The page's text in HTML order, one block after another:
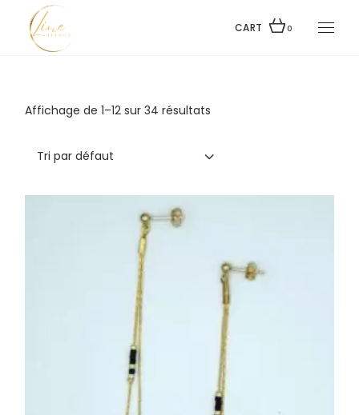
content
CART 0
Affichage de 1–12 sur 34 résultats
Tri par défaut